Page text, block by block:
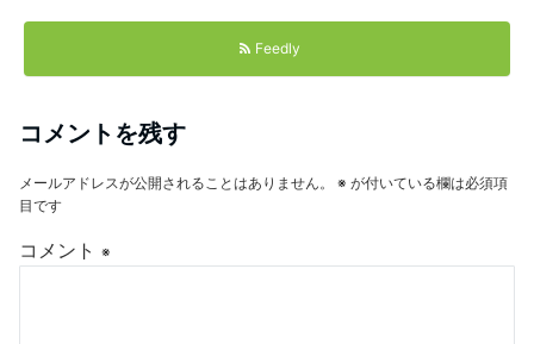
Feedly
コメントを残す
メールアドレスが公開されることはありません。 ※ が付いている欄は必須項
目です
コメント ※